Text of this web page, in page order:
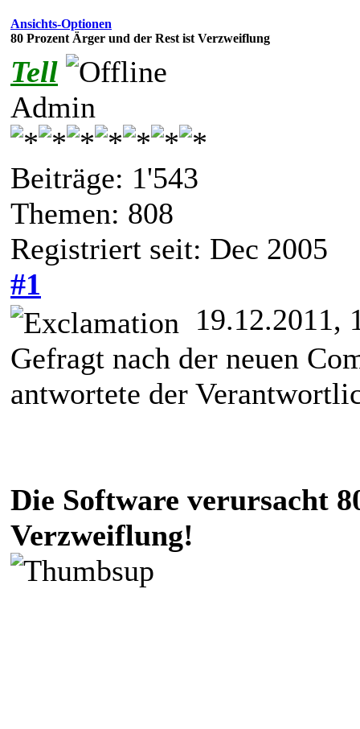
Ansichts-Optionen
80 Prozent Ärger und der Rest ist Verzweiflung
Tell
Admin
Beiträge: 1'543
Themen: 808
Registriert seit: Dec 2005
#1
19.12.2011,
Gefragt nach der neuen
antwortete der
Die Software verursacht
Verzweiflung!